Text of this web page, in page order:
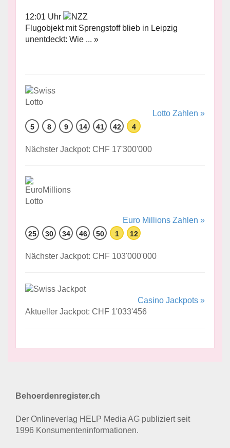
12:01 Uhr
Flugobjekt mit Sprengstoff blieb in Leipzig
unentdeckt: Wie ... »
Lotto Zahlen »
5 8 9 14 41 42 4
Nächster Jackpot: CHF 17'300'000
Euro Millions Zahlen »
25 30 34 46 50 1 12
Nächster Jackpot: CHF 103'000'000
Casino Jackpots »
Aktueller Jackpot: CHF 1'033'456
Behoerdenregister.ch
Der Onlineverlag HELP Media AG publiziert seit
1996 Konsumenten­informationen.